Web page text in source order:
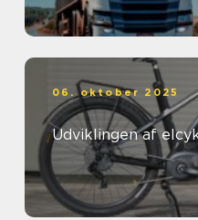
06. oktober 2025
Udviklingen af